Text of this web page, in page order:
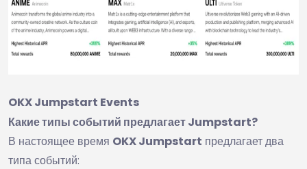
OKX Jumpstart Events
Какие типы событий предлагает Jumpstart?
В настоящее время OKX Jumpstart предлагает два
типа событий: